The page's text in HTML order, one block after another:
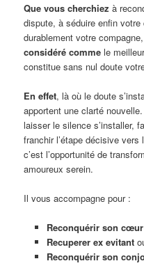
Que vous cherchiez à
dispute, à séduire enfin
durablement votre
considéré comme le
constitue sans nul doute
En effet, là où le doute
apportent une clarté
laisser le silence s’installer,
franchir l’étape décisive vers
c’est l’opportunité de
amoureux serein.
Il vous accompagne pour :
Reconquérir son cœur
Recuperer ex evitant
Reconquérir son